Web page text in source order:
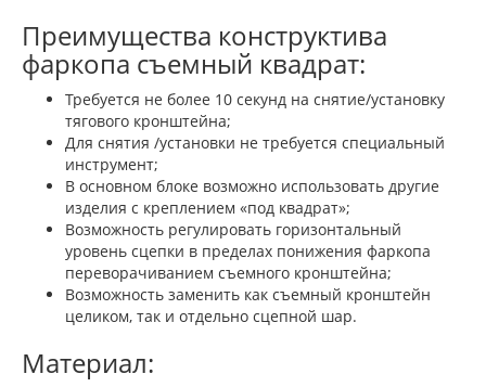
Преимущества конструктива
фаркопа съемный квадрат:
Требуется не более 10 секунд на снятие/установку
тягового кронштейна;
Для снятия /установки не требуется специальный
инструмент;
В основном блоке возможно использовать другие
изделия с креплением «под квадрат»;
Возможность регулировать горизонтальный
уровень сцепки в пределах понижения фаркопа
переворачиванием съемного кронштейна;
Возможность заменить как съемный кронштейн
целиком, так и отдельно сцепной шар.
Материал: